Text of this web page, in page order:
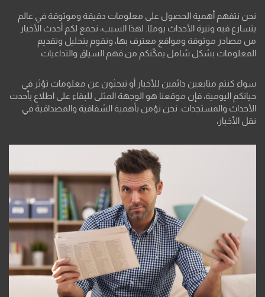
نحن نتفهم أهمية الحصول على معلومات دقيقة وموثوقة في عالم
يتسارع فيه وتيرة الأحداث يوميًا. لهذا السبب، نجمع لكم أحدث الأخبار
من مصادر موثوقة ومواقع معترف بها، ونقوم بتحليل وتقديم
المعلومات بشكل شامل يمكّنكم من فهم السياق والتداعيات.
سواء كنتم متابعين دائمين للأخبار أو تبحثون عن معلومات تؤثر في
حياتكم اليومية، فإن موقعنا هو الوجهة المثلى للبقاء على اطلاع بأحدث
الأحداث والمستجدات. نحن نؤمن بأهمية الشفافية والمصداقية في
نقل الأخبار،